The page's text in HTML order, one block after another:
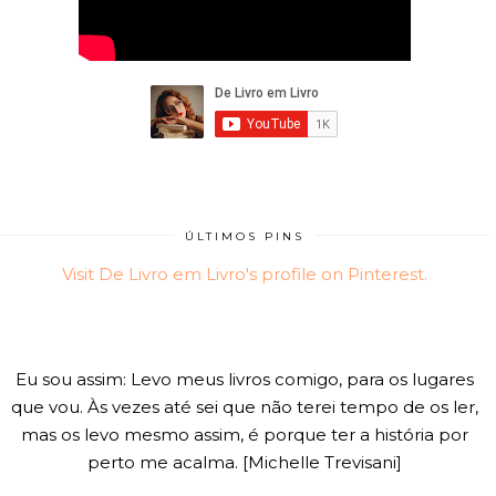
ÚLTIMOS PINS
Visit De Livro em Livro's profile on Pinterest.
Eu sou assim: Levo meus livros comigo, para os lugares
que vou. Às vezes até sei que não terei tempo de os ler,
mas os levo mesmo assim, é porque ter a história por
perto me acalma. [Michelle Trevisani]